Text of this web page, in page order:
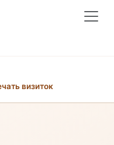
визиток